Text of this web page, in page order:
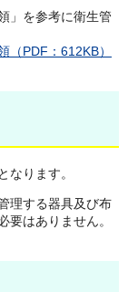
」を参考に衛生管
（PDF：612KB）
なります。
理する器具及び布
要はありません。